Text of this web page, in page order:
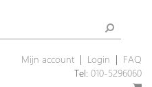
Mijn account| Login
FAQ
Tel: 010-5296060